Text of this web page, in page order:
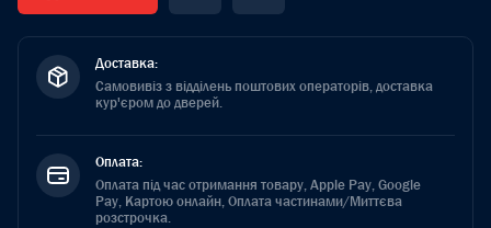
Доставка:
Самовивіз з відділень поштових операторів, доставка
кур'єром до дверей.
Оплата:
Оплата під час отримання товару, Apple Pay, Google
Pay, Картою онлайн, Оплата частинами/Миттєва
розстрочка.